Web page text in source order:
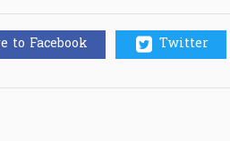
to Facebook Twitter